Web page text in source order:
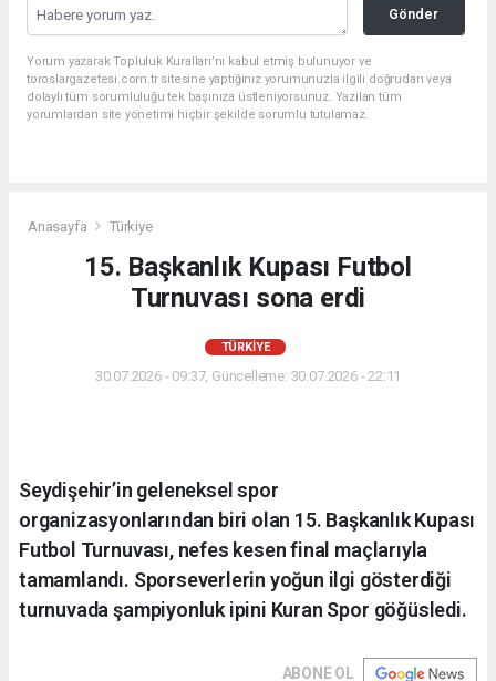
Gönder
Yorum yazarak Topluluk Kuralları’nı kabul etmiş bulunuyor ve
toroslargazetesi.com.tr sitesine yaptığınız yorumunuzla ilgili doğrudan veya
dolaylı tüm sorumluluğu tek başınıza üstleniyorsunuz. Yazılan tüm
yorumlardan site yönetimi hiçbir şekilde sorumlu tutulamaz.
Anasayfa Türkiye
15. Başkanlık Kupası Futbol
Turnuvası sona erdi
TÜRKIYE
30.07.2026 - 09:37, Güncelleme: 30.07.2026 - 22:11
Seydişehir’in geleneksel spor
organizasyonlarından biri olan 15. Başkanlık Kupası
Futbol Turnuvası, nefes kesen final maçlarıyla
tamamlandı. Sporseverlerin yoğun ilgi gösterdiği
turnuvada şampiyonluk ipini Kuran Spor göğüsledi.
ABONE OL